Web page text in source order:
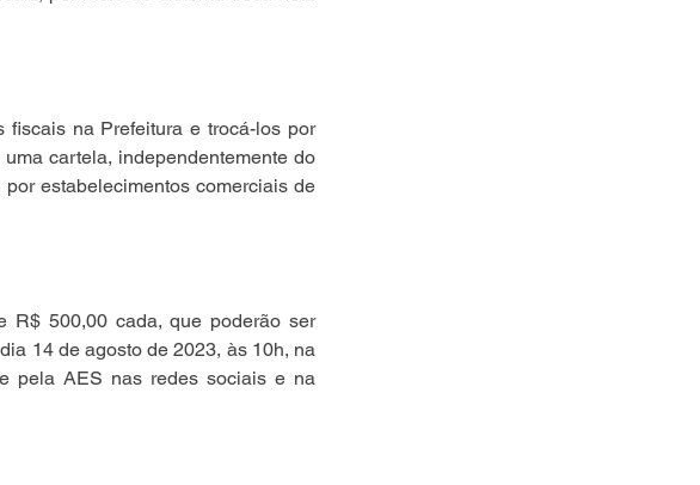
fiscais na Prefeitura e trocá-los por
cartela, independentemente do
estabelecimentos comerciais de
R$ 500,00 cada, que poderão ser
14 de agosto de 2023, às 10h, na
pela AES nas redes sociais e na